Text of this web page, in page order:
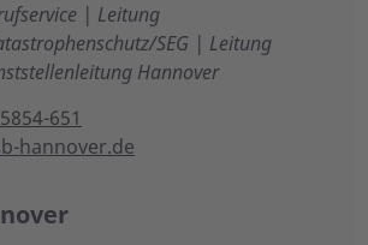
| Leitung
SEG | Leitung
Hannover
651
hannover.de